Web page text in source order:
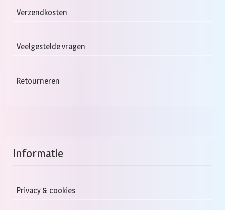
Verzendkosten
Veelgestelde vragen
Retourneren
Informatie
Privacy & cookies